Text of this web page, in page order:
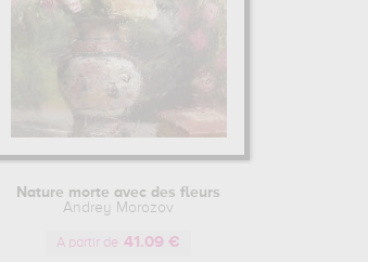
Nature morte avec des fleurs
Andrey Morozov
A partir de 41.09 €